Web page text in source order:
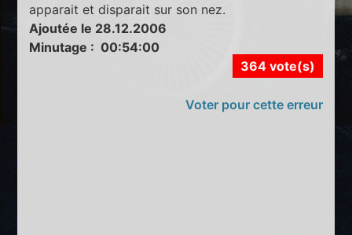
apparait et disparait sur son nez.
Ajoutée le 28.12.2006
Minutage : 00:54:00
364 vote(s)
Voter pour cette erreur